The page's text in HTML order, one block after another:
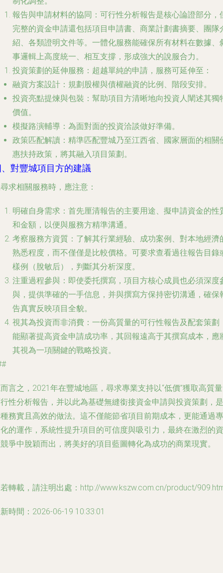
報告與申請材料的協同 ：可行性分析報告是核心論證部分，
完整的資金申請還包括項目申請書、商業計劃書摘要、團隊
紹、各類證明文件等。一體化服務能確保所有材料在數據、
事邏輯上高度統一、相互支撐，形成強大的說服合力。
投資策劃的延伸服務 ：超越單純的申請，服務可延伸至：
融資方案設計 ：規劃股權與債權融資的比例、階段安排。
投資亮點提煉與包裝 ：幫助項目方清晰地向投資人闡述其獨
價值。
模擬路演輔導 ：為面對面的投資洽談做好準備。
政策匹配解讀 ：精準匹配豐城乃至江西省、國家層面的相關
惠扶持政策，將其融入項目策劃。
對豐城項目方的建議
求相關服務時，應注意：
明確自身需求 ：首先厘清報告的主要用途、擬申請資金的性
和金額，以便與服務方精準溝通。
考察服務方資質 ：了解其行業經驗、成功案例、對本地經濟
熟悉程度，而不僅僅是比較價格。可要求查看過往報告目錄
樣例（脫敏后），判斷其分析深度。
注重過程參與 ：即使委托撰寫，項目方核心成員也必須深度
與，提供準確的一手信息，并與撰寫方保持密切溝通，確保
告真實反映項目全貌。
視其為投資而非消費 ：一份高質量的可行性報告及配套策劃
能顯著提高資金申請成功率，其回報遠高于其撰寫成本，應
其視為一項關鍵的戰略投資。
言之，2021年在豐城地區，尋求專業支持以“低價”獲取高質
性分析報告，并以此為基礎無縫銜接資金申請與投資策劃，是
務實且高效的做法。這不僅能節省項目前期成本，更能通過專
的運作，系統性提升項目的可信度與吸引力，最終在激烈的資
爭中脫穎而出，將美好的項目藍圖轉化為成功的商業現實。
轉載，請注明出處：http://www.kszw.com.cn/product/
時間：2026-06-19 10:33:01